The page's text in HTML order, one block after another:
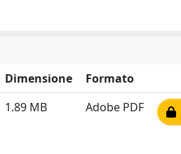
Dimensione
Formato
1.89 MB Adobe PDF